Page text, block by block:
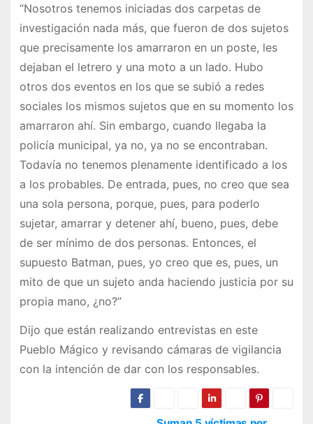
“Nosotros tenemos iniciadas dos carpetas de
investigación nada más, que fueron de dos sujetos
que precisamente los amarraron en un poste, les
dejaban el letrero y una moto a un lado. Hubo
otros dos eventos en los que se subió a redes
sociales los mismos sujetos que en su momento los
amarraron ahí. Sin embargo, cuando llegaba la
policía municipal, ya no, ya no se encontraban.
Todavía no tenemos plenamente identificado a los
a los probables. De entrada, pues, no creo que sea
una sola persona, porque, pues, para poderlo
sujetar, amarrar y detener ahí, bueno, pues, debe
de ser mínimo de dos personas. Entonces, el
supuesto Batman, pues, yo creo que es, pues, un
mito de que un sujeto anda haciendo justicia por su
propia mano, ¿no?”
Dijo que están realizando entrevistas en este
Pueblo Mágico y revisando cámaras de vigilancia
con la intención de dar con los responsables.